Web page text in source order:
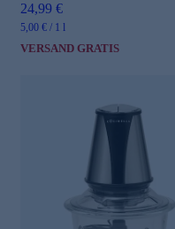
24,99 €
5,00 € / 1 l
VERSAND GRATIS